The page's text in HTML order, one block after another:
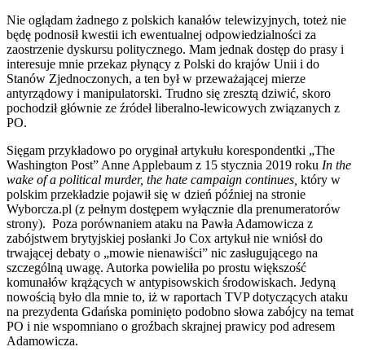
Nie oglądam żadnego z polskich kanałów telewizyjnych, toteż nie
będę podnosił kwestii ich ewentualnej odpowiedzialności za
zaostrzenie dyskursu politycznego. Mam jednak dostęp do prasy i
interesuje mnie przekaz płynący z Polski do krajów Unii i do
Stanów Zjednoczonych, a ten był w przeważającej mierze
antyrządowy i manipulatorski. Trudno się zresztą dziwić, skoro
pochodził głównie ze źródeł liberalno-lewicowych związanych z
PO.
Sięgam przykładowo po oryginał artykułu korespondentki „The
Washington Post” Anne Applebaum z 15 stycznia 2019 roku In the
wake of a political murder, the hate campaign continues, który w
polskim przekładzie pojawił się w dzień później na stronie
Wyborcza.pl (z pełnym dostępem wyłącznie dla prenumeratorów
strony). Poza porównaniem ataku na Pawła Adamowicza z
zabójstwem brytyjskiej posłanki Jo Cox artykuł nie wniósł do
trwającej debaty o „mowie nienawiści” nic zasługującego na
szczególną uwagę. Autorka powieliła po prostu większość
komunałów krążących w antypisowskich środowiskach. Jedyną
nowością było dla mnie to, iż w raportach TVP dotyczących ataku
na prezydenta Gdańska pominięto podobno słowa zabójcy na temat
PO i nie wspomniano o groźbach skrajnej prawicy pod adresem
Adamowicza.